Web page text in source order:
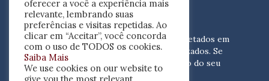
FONTES E ACERVO
As resenhas, dossiês e sumários são coletados em
periódicos acadêmicos e sites especializados. Se
você tem interesse em divulgar o acervo do seu
periódico, escreva para nós
oferecer a você a experiência mais
relevante, lembrando suas
preferências e visitas repetidas. Ao
clicar em “Aceitar”, você concorda
com o uso de TODOS os cookies.
Saiba Mais
We use cookies on our website to